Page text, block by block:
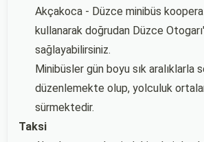
Akçakoca - Düzce minibüs
kullanarak doğrudan Düzce
sağlayabilirsiniz.
Minibüsler gün boyu sık aralıklarla
düzenlemekte olup, yolculuk
sürmektedir.
Taksi